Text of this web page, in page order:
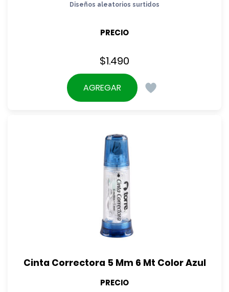
Diseños aleatorios surtidos
PRECIO
$1.490
AGREGAR
Cinta Correctora 5 Mm 6 Mt Color Azul
PRECIO